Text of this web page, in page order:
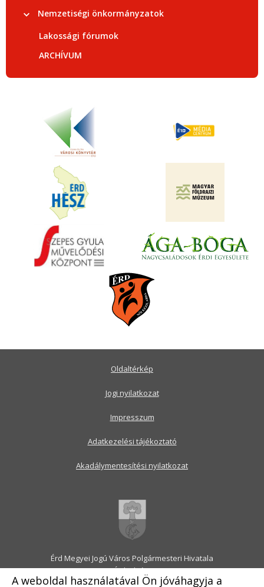
A weboldal használatával Ön jóváhagyja a
Nemzetiségi önkormányzatok
Lakossági fórumok
ARCHÍVUM
Érd Megyei Jogú Város Polgármesteri Hivatala
2030 Érd, Alsó utca 1.
Levélcím: 2031 Érd, Pf.: 31
Oldaltérkép
Jogi nyilatkozat
Impresszum
Adatkezelési tájékoztató
Akadálymentesítési nyilatkozat